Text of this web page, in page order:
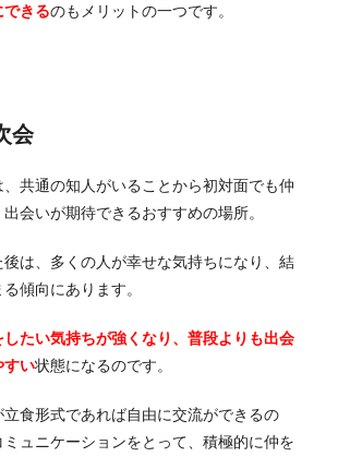
できるのもメリットの一つです。
会
共通の知人がいることから初対面でも仲
会いが期待できるおすすめの場所。
は、多くの人が幸せな気持ちになり、結
傾向にあります。
したい気持ちが強くなり、普段よりも出会
すい状態になるのです。
食形式であれば自由に交流ができるの
ュニケーションをとって、積極的に仲を